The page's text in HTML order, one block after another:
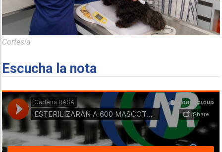
Cortesía
Escucha la nota